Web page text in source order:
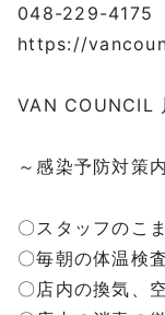
048-229-4175
https://
VAN COUNCIL
～感染予防対策
〇スタッフのこ
〇毎朝の体温検査
〇店内の換気、